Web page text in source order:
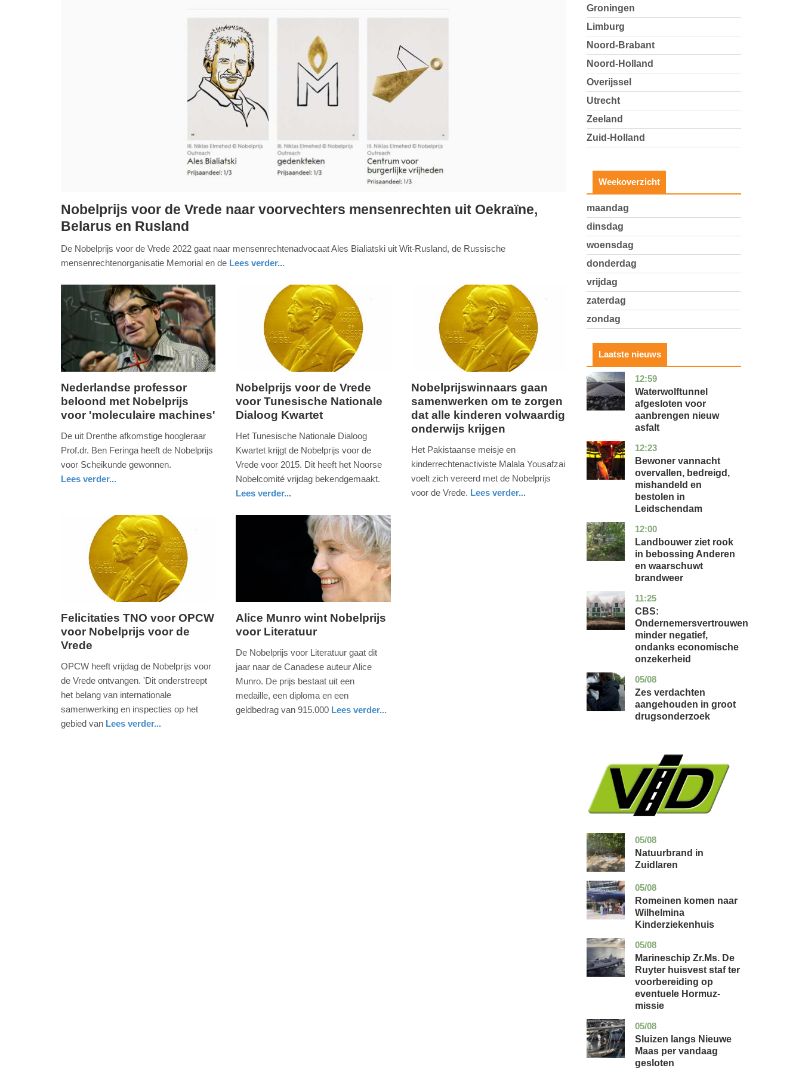
vrijdag,
oktober
2022
13:49
09-
04-
2025
Nobelprijs voor de Vrede naar voorvechters mensenrechten uit Oekraïne,
Belarus en Rusland
De Nobelprijs voor de Vrede 2022 gaat naar mensenrechtenadvocaat Ales Bialiatski uit Wit-Rusland, de Russische
mensenrechtenorganisatie Memorial en de Lees verder...
woensdag,
5.
Nederlandse professor
beloond met Nobelprijs
voor 'moleculaire machines'
De uit Drenthe afkomstige hoogleraar
Prof.dr. Ben Feringa heeft de Nobelprijs
voor Scheikunde gewonnen.
Lees verder...
vrijdag,
9.
09-
Nobelprijs voor de Vrede
voor Tunesische Nationale
Dialoog Kwartet
Het Tunesische Nationale Dialoog
Kwartet krijgt de Nobelprijs voor de
Vrede voor 2015. Dit heeft het Noorse
Nobelcomité vrijdag bekendgemaakt.
Lees verder...
vrijdag,
10.
oktober
2014
-
22:05
Nobelprijswinnaars gaan
samenwerken om te zorgen
dat alle kinderen volwaardig
onderwijs krijgen
Het Pakistaanse meisje en
kinderrechtenactiviste Malala Yousafzai
voelt zich vereerd met de Nobelprijs
voor de Vrede. Lees verder...
vrijdag,
11.
Update:
Felicitaties TNO voor OPCW
voor Nobelprijs voor de
Vrede
OPCW heeft vrijdag de Nobelprijs voor
de Vrede ontvangen. 'Dit onderstreept
het belang van internationale
samenwerking en inspecties op het
gebied van Lees verder...
donderdag,
2013
Alice Munro wint Nobelprijs
voor Literatuur
De Nobelprijs voor Literatuur gaat dit
jaar naar de Canadese auteur Alice
Munro. De prijs bestaat uit een
medaille, een diploma en een
geldbedrag van 915.000 Lees verder...
Groningen
Limburg
Noord-Brabant
Noord-Holland
Overijssel
Utrecht
Zeeland
Zuid-Holland
Weekoverzicht
maandag
dinsdag
woensdag
donderdag
vrijdag
zaterdag
zondag
Laatste nieuws
12:59
noord-
holland
nieuws
Waterwolftunnel
afgesloten voor
aanbrengen nieuw
asfalt
12:23
zuid-
holland
nieuws
Bewoner vannacht
overvallen, bedreigd,
mishandeld en
bestolen in
Leidschendam
12:00
drenthe
nieuws
Landbouwer ziet rook
in bebossing Anderen
en waarschuwt
brandweer
11:25
zuid-
holland
economie
CBS:
Ondernemersvertrouwen
minder negatief,
ondanks economische
onzekerheid
05/08
zuid-
holland
nieuws
Zes verdachten
aangehouden in groot
drugsonderzoek
05/08
drenthe
nieuws
Natuurbrand in
Zuidlaren
05/08
utrecht
nieuws
Romeinen komen naar
Wilhelmina
Kinderziekenhuis
05/08
zuid-
holland
nieuws
Marineschip Zr.Ms. De
Ruyter huisvest staf ter
voorbereiding op
eventuele Hormuz-
missie
05/08
zuid-
holland
nieuws
Sluizen langs Nieuwe
Maas per vandaag
gesloten